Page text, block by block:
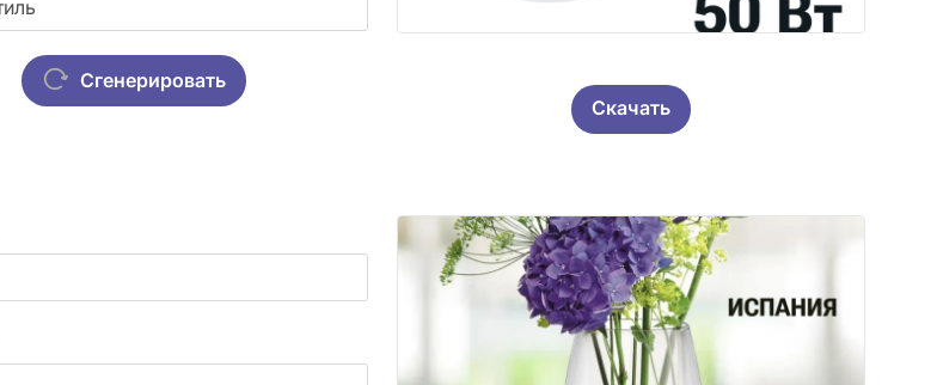
Сгенерировать
Скачать